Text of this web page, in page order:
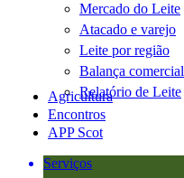
Mercado do Leite
Atacado e varejo
Leite por região
Balança comercial
Relatório de Leite
Agricultura
Encontros
APP Scot
Serviços